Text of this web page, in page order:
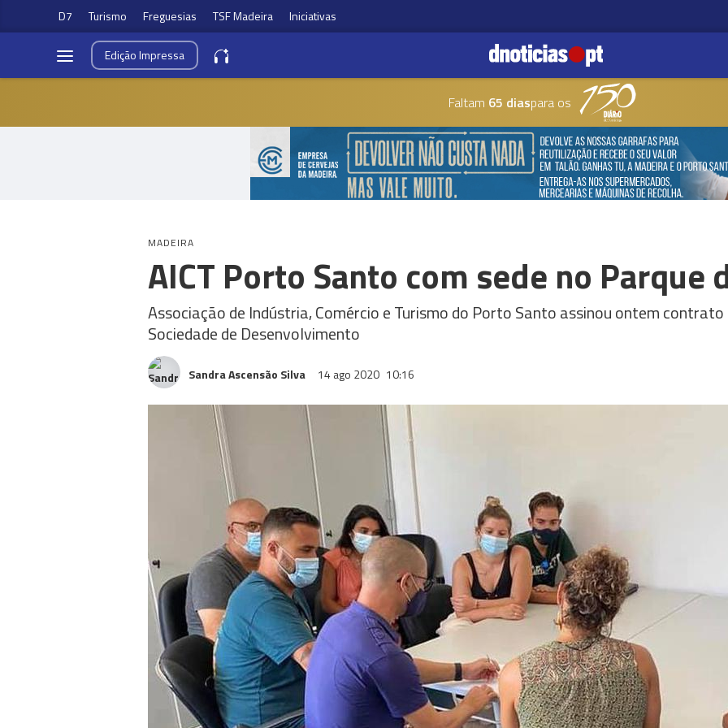
D7 Turismo Freguesias TSF Madeira Iniciativas
EdiçãoImpressa
Faltam 65 diaspara os
MADEIRA
AICT Porto Santo com sede no Parque
Associação de Indústria, Comércio e Turismo do Porto Santo assinou ontem
Sociedade de Desenvolvimento
Sandra Ascensão Silva 14 ago 2020 10:16